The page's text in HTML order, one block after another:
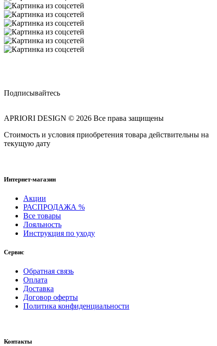
Подписывайтесь
APRIORI DESIGN © 2026 Все права защищены
Cтоимость и условия приобретения товара действительны на
текущую дату
Интернет-магазин
Акции
РАСПРОДАЖА %
Все товары
Лояльность
Инструкция по уходу
Сервис
Обратная связь
Оплата
Доставка
Договор оферты
Политика конфиденциальности
Контакты